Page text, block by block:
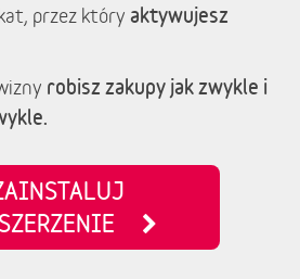
przez który aktywujesz
robisz zakupy jak zwykle i